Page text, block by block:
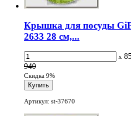
Крышка для посуды
2633 28 см,...
x
940
Скидка 9%
Артикул: st-37670